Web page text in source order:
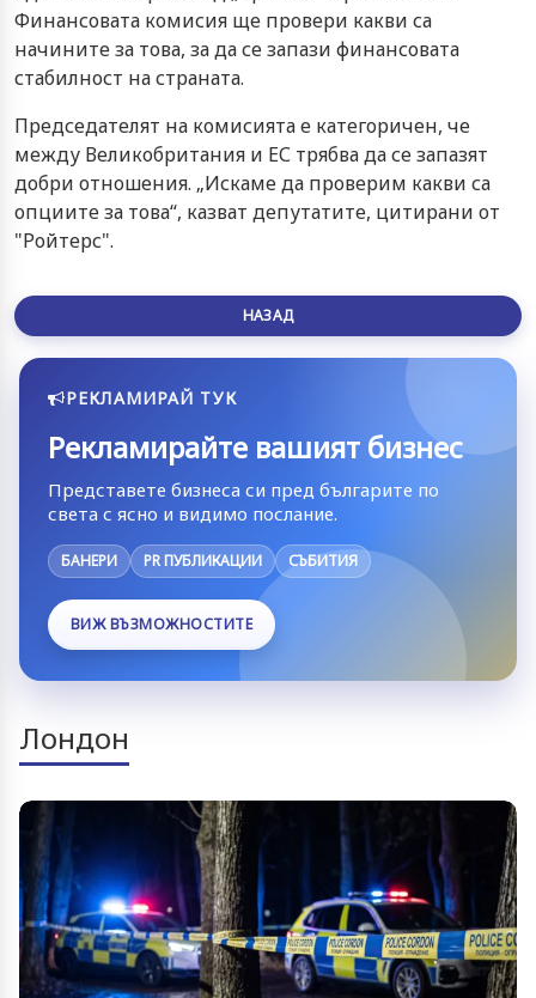
Финансовата комисия ще провери какви са
начините за това, за да се запази финансовата
стабилност на страната.
Председателят на комисията е категоричен, че
между Великобритания и ЕС трябва да се запазят
добри отношения. „Искаме да проверим какви са
опциите за това“, казват депутатите, цитирани от
"Ройтерс".
НАЗАД
РЕКЛАМИРАЙ ТУК
Рекламирайте вашият бизнес
Представете бизнеса си пред българите по
света с ясно и видимо послание.
БАНЕРИ PR ПУБЛИКАЦИИ СЪБИТИЯ
ВИЖ ВЪЗМОЖНОСТИТЕ
Лондон